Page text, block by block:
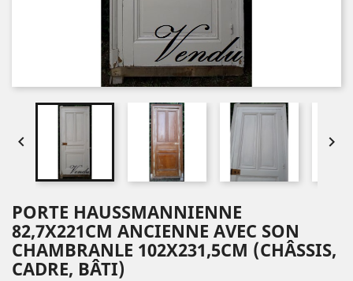
 
PORTE HAUSSMANNIENNE
82,7X221CM ANCIENNE AVEC SON
CHAMBRANLE 102X231,5CM (CHÂSSIS,
CADRE, BÂTI)